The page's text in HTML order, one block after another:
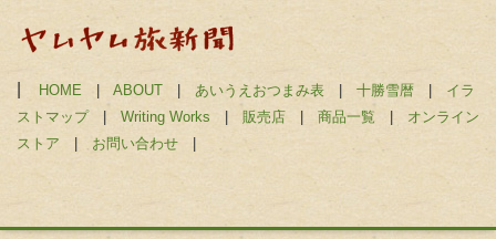
HOME | ABOUT | あいうえおつまみ表 | 十勝雪暦 | イラ
ストマップ| Writing Works | 販売店 | 商品一覧 | オンライン
ストア | お問い合わせ |